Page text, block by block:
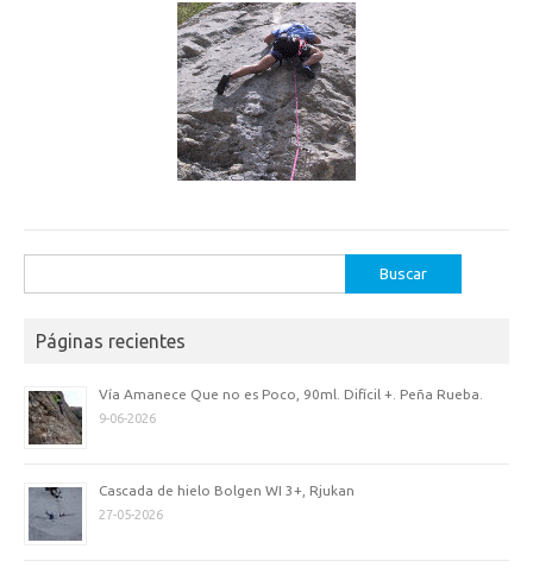
Páginas recientes
Vía Amanece Que no es Poco, 90ml. Difícil +. Peña Rueba.
9-06-2026
Cascada de hielo Bolgen WI 3+, Rjukan
27-05-2026